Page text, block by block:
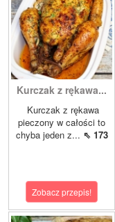
Kurczak z rękawa...
Kurczak z rękawa
pieczony w całości to
chyba jeden z... ⇖ 173
Zobacz przepis!